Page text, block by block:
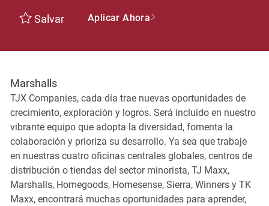
Salvar Aplicar Ahora
Marshalls
TJX Companies, cada día trae nuevas oportunidades de
crecimiento, exploración y logros. Será incluido en nuestro
vibrante equipo que adopta la diversidad, fomenta la
colaboración y prioriza su desarrollo. Ya sea que trabaje
en nuestras cuatro oficinas centrales globales, centros de
distribución o tiendas del sector minorista, TJ Maxx,
Marshalls, Homegoods, Homesense, Sierra, Winners y TK
Maxx, encontrará muchas oportunidades para aprender,